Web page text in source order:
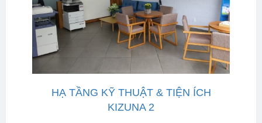
HẠ TẦNG KỸ THUẬT & TIỆN ÍCH
KIZUNA 2